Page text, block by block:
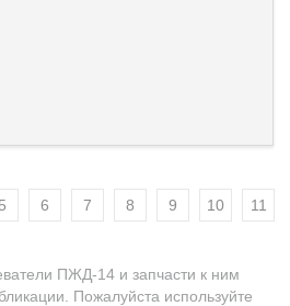
5 6 7 8 9 10 11
ПЖД-14 и запчасти к ним
Пожалуйста используйте